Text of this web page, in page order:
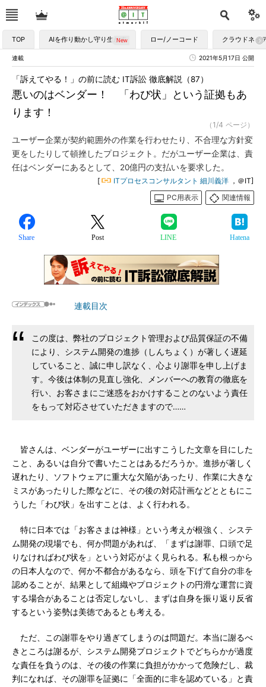
TOP AIを作り動かし守り生かす ロー/ノーコード クラウドネイ
連載 2021年5月17日 公開
悪いのはベンダー！ 「わび状」という証拠もあ
ります！
「訴えてやる！」の前に読む IT訴訟 徹底解説（87）
（1/4 ページ）
ユーザー企業が契約範囲外の作業を行わせたり、不合理な方針変
更をしたりして頓挫したプロジェクト。だがユーザー企業は、責
任はベンダーにあるとして、20億円の支払いを要求した。
[ ITプロセスコンサルタント 細川義洋 ，＠IT]
PC用表示
関連情報
Share Post LINE Hatena
連載目次
この度は、弊社のプロジェクト管理および品質保証の不備
により、システム開発の進捗（しんちょく）が著しく遅延
していること、誠に申し訳なく、心より謝罪を申し上げま
す。今後は体制の見直し強化、メンバーへの教育の徹底を
行い、お客さまにご迷惑をおかけすることのないよう責任
をもって対応させていただきますので……
皆さんは、ベンダーがユーザーに出すこうした文章を目にした
こと、あるいは自分で書いたことはあるだろうか。進捗が著しく
遅れたり、ソフトウェアに重大な欠陥があったり、作業に大きな
ミスがあったりした際などに、その後の対応計画などとともにこ
うした「わび状」を出すことは、よく行われる。
特に日本では「お客さまは神様」という考えが根強く、システ
ム開発の現場でも、何か問題があれば、「まずは謝罪、口頭で足
りなければわび状を」という対応がよく見られる。私も根っから
の日本人なので、何か不都合があるなら、頭を下げて自分の非を
認めることが、結果として組織やプロジェクトの円滑な運営に資
する場合があることは否定しないし、まずは自身を振り返り反省
するという姿勢は美徳であるとも考える。
ただ、この謝罪をやり過ぎてしまうのは問題だ。本当に謝るべ
きところは謝るが、システム開発プロジェクトでどちらかが過度
な責任を負うのは、その後の作業に負担がかかって危険だし、裁
判になれば、その謝罪を証拠に「全面的に非を認めている」と責